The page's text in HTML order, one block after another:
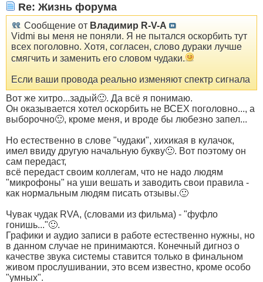
Re: Жизнь форума
Сообщение от Владимир R-V-A
Vidmi вы меня не поняли. Я не пытался оскорбить тут
всех поголовно. Хотя, согласен, слово дураки лучше
смягчить и заменить его словом чудаки.
Если ваши провода реально изменяют спектр сигнала
Вот же хитро...задый🙂. Да всё я понимаю.
Он оказывается хотел оскорбить не ВСЕХ поголовно..., а
выборочно🙂, кроме меня, и вроде бы любезно запел...
Но естественно в слове "чудаки", хихикая в кулачок,
имел ввиду другую начальную букву🙂. Вот поэтому он
сам передаст,
всё передаст своим коллегам, что не надо людям
"микрофоны" на уши вешать и заводить свои правила -
как нормальным людям писать отзывы.🙂
Чувак чудак RVA, (словами из фильма) - "фуфло
гонишь..."🙂.
Графики и аудио записи в работе естественно нужны, но
в данном случае не принимаются. Конечный дигноз о
качестве звука системы ставится только в финальном
живом прослушивании, это всем известно, кроме особо
"умных".